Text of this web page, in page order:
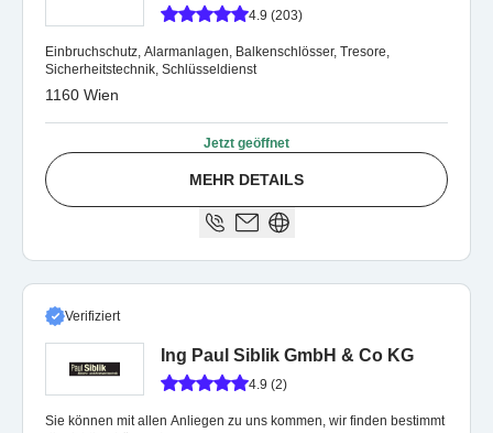
4.9 (203)
Einbruchschutz, Alarmanlagen, Balkenschlösser, Tresore,
Sicherheitstechnik, Schlüsseldienst
1160 Wien
Jetzt geöffnet
MEHR DETAILS
Verifiziert
Ing Paul Siblik GmbH & Co KG
4.9 (2)
Sie können mit allen Anliegen zu uns kommen, wir finden bestimmt